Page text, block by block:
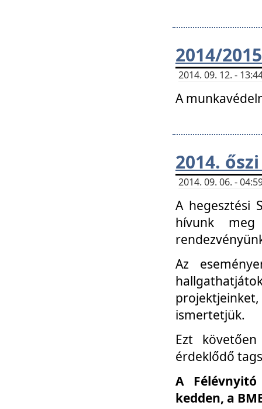
2014/
2014. 09. 12. -
A
2014.
2014. 09. 06. -
A hegesztési
hívunk
Az
ismertetjük.
Ezt
érdeklődő
A
kedden, a